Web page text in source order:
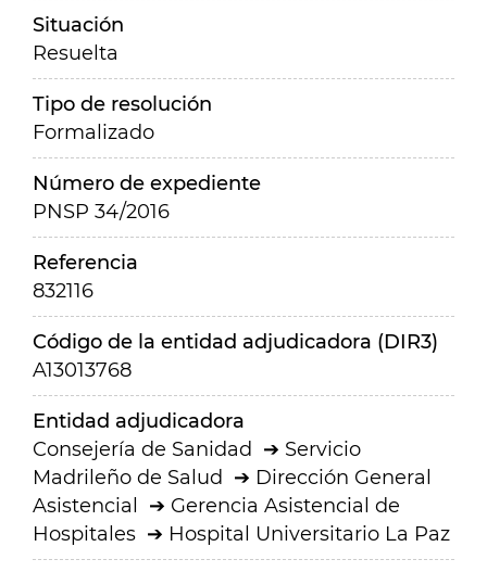
Situación
Resuelta
Tipo de resolución
Formalizado
Número de expediente
PNSP 34/2016
Referencia
832116
Código de la entidad adjudicadora (DIR3)
A13013768
Entidad adjudicadora
Consejería de Sanidad
Servicio
Madrileño de Salud
Dirección General
Asistencial
Gerencia Asistencial de
Hospitales
Hospital Universitario La Paz